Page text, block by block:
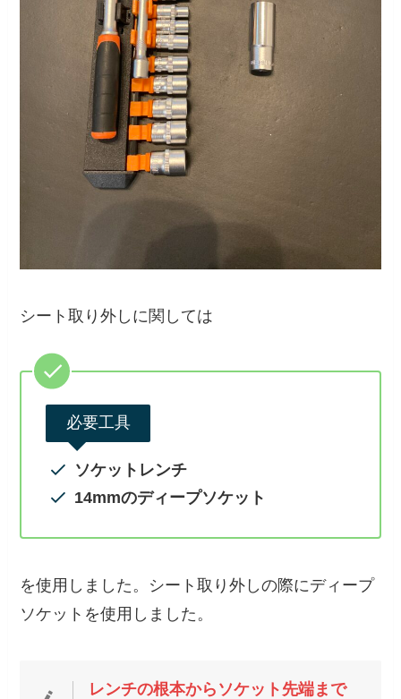
シート取り外しに関しては
必要工具
ソケットレンチ
14mmのディープソケット
を使用しました。シート取り外しの際にディープ
ソケットを使用しました。
レンチの根本からソケット先端まで